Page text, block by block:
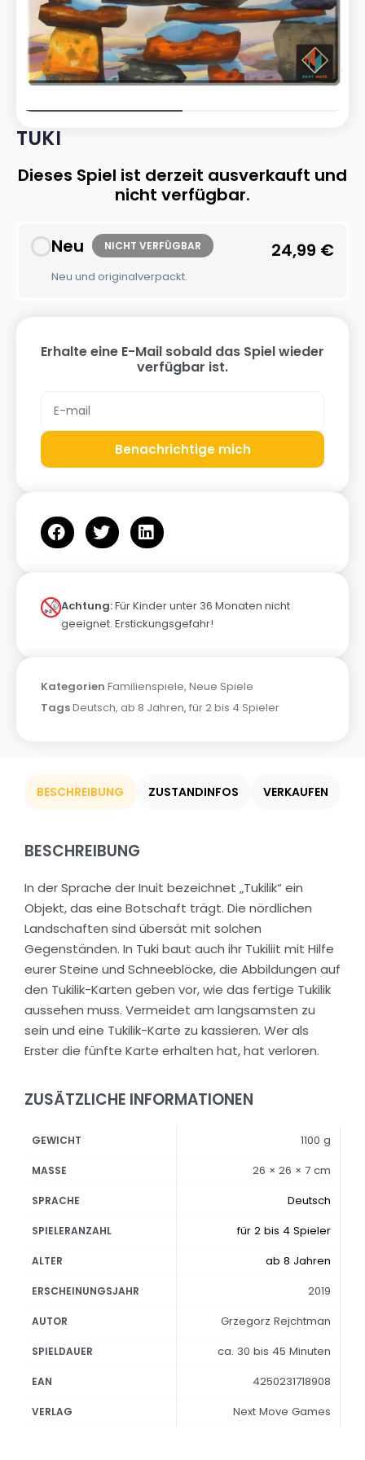
TUKI
Dieses Spiel ist derzeit ausverkauft und
nicht verfügbar.
Neu NICHT VERFÜGBAR
Neu und originalverpackt.
24,99 €
Erhalte eine E-Mail sobald das Spiel wieder
verfügbar ist.
Benachrichtige mich
Achtung:Für Kinder unter 36 Monaten nicht
geeignet. Erstickungsgefahr!
Kategorien Familienspiele, Neue Spiele
TagsDeutsch, ab 8 Jahren, für 2 bis 4 Spieler
BESCHREIBUNG ZUSTANDINFOS VERKAUFEN
BESCHREIBUNG
In der Sprache der Inuit bezeichnet „Tukilik“ ein
Objekt, das eine Botschaft trägt. Die nördlichen
Landschaften sind übersät mit solchen
Gegenständen. In Tuki baut auch ihr Tukiliit mit Hilfe
eurer Steine und Schneeblöcke, die Abbildungen auf
den Tukilik-Karten geben vor, wie das fertige Tukilik
aussehen muss. Vermeidet am langsamsten zu
sein und eine Tukilik-Karte zu kassieren. Wer als
Erster die fünfte Karte erhalten hat, hat verloren.
ZUSÄTZLICHE INFORMATIONEN
GEWICHT 1100 g
MASSE 26 × 26 × 7 cm
SPRACHE Deutsch
SPIELERANZAHL für 2 bis 4 Spieler
ALTER ab 8 Jahren
ERSCHEINUNGSJAHR 2019
AUTOR Grzegorz Rejchtman
SPIELDAUER ca. 30 bis 45 Minuten
EAN 4250231718908
VERLAG Next Move Games